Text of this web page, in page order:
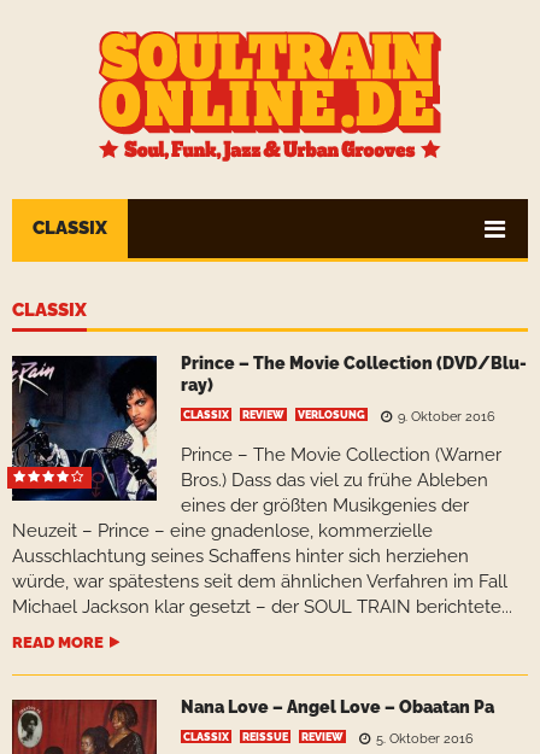
CLASSIX
CLASSIX
Prince – The Movie Collection (DVD/Blu-
ray)
CLASSIX REVIEW VERLOSUNG 9. Oktober 2016
Prince – The Movie Collection (Warner
Bros.) Dass das viel zu frühe Ableben
eines der größten Musikgenies der
Neuzeit – Prince – eine gnadenlose, kommerzielle
Ausschlachtung seines Schaffens hinter sich herziehen
würde, war spätestens seit dem ähnlichen Verfahren im Fall
Michael Jackson klar gesetzt – der SOUL TRAIN berichtete...
READ MORE
Nana Love – Angel Love – Obaatan Pa
CLASSIX REISSUE REVIEW 5. Oktober 2016